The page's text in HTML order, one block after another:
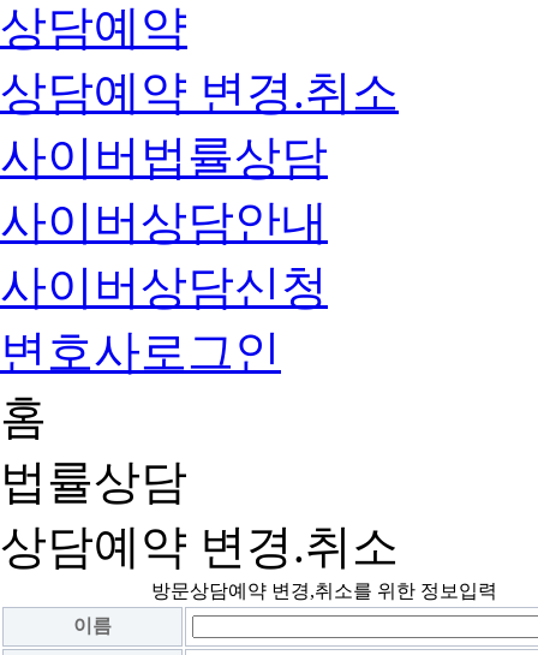
상담예약
상담예약 변경.취소
사이버법률상담
사이버상담안내
사이버상담신청
변호사로그인
홈
법률상담
상담예약 변경.취소
방문상담예약 변경,취소를 위한 정보입력
이름